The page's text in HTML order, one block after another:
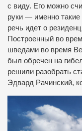
с виду. Его можно
руки — именно такие
речь идет о
Построенный во
шведами во время
был обречен на
решили разобрать
Эдвард Рачинский,